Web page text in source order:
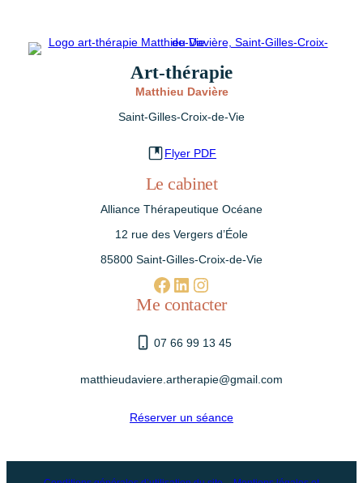
Art-thérapie
Matthieu Davière
Saint-Gilles-Croix-de-Vie
Flyer PDF
Le cabinet
Alliance Thérapeutique Océane
12 rue des Vergers d’Éole
85800 Saint-Gilles-Croix-de-Vie
Facebook linkedin.com/in/matthieu-davière-75686b308 Instagram
Me contacter
07 66 99 13 45
matthieudaviere.artherapie@gmail.com
Réserver un séance